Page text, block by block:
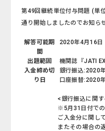
第49回継続単位付与問題 (単
通り開始しましたのでお知ら
解答可能期
間
2020年4月16日
出題範囲
機関誌『JATI
入金締め切
り日
銀行振込:2020
口座振替:2020
<銀行振込に関
※5月31日付での
ご入金分に関し
またその場合の